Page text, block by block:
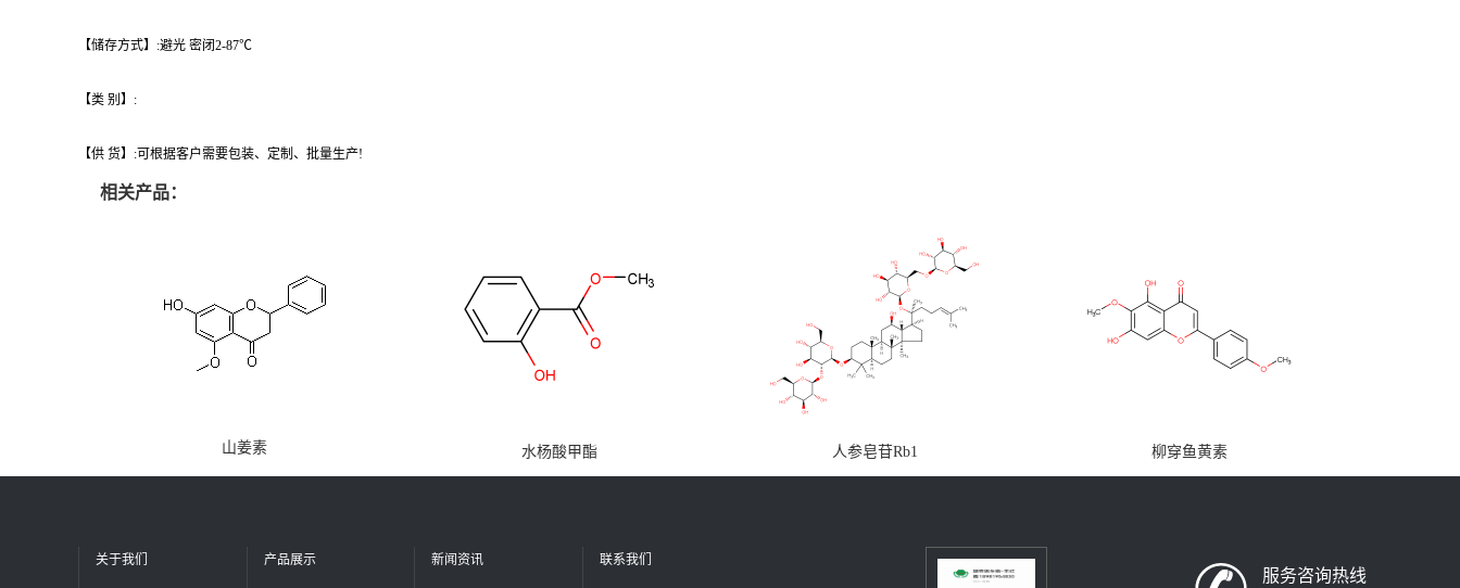
【储存方式】:避光 密闭2-87℃
【类 别】:
【供 货】:可根据客户需要包装、定制、批量生产!
相关产品：
山姜素 水杨酸甲酯 人参皂苷Rb1 柳穿鱼黄素
关于我们 产品展示 新闻资讯 联系我们
服务咨询热线